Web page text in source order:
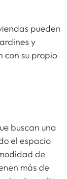
pueden
y
con su propio
buscan una
el espacio
de
más de